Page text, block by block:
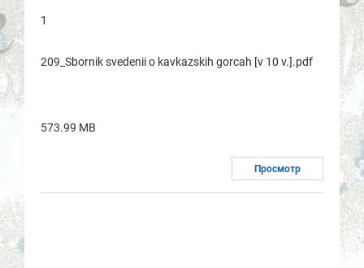
1
209_Sbornik svedenii o kavkazskih gorcah [v 10 v.].pdf
573.99 MB
Просмотр